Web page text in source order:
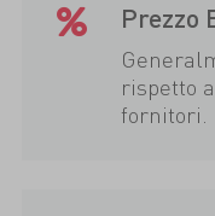
Prezzo
rispetto
fornitori.